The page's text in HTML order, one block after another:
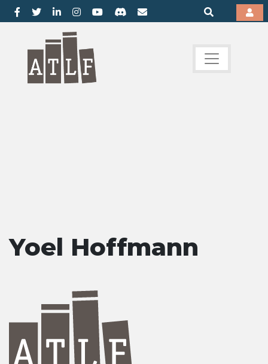
Yoel Hoffmann